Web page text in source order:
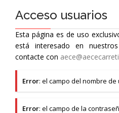
Acceso usuarios
Esta página es de uso
está interesado en
contacte con
Error: el campo del nombre
Error: el campo de la